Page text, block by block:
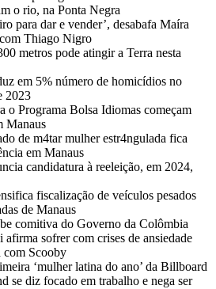
o rio, na Ponta Negra
para dar e vender’, desabafa Maíra
Thiago Nigro
metros pode atingir a Terra nesta
em 5% número de homicídios no
2023
o Programa Bolsa Idiomas começam
Manaus
de m4tar mulher estr4ngulada fica
em Manaus
candidatura à reeleição, em 2024,
fiscalização de veículos pesados
de Manaus
comitiva do Governo da Colômbia
afirma sofrer com crises de ansiedade
com Scooby
‘mulher latina do ano’ da Billboard
se diz focado em trabalho e nega ser